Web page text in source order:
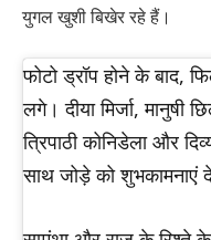
युगल खुशी बिखेर रहे हैं।
फोटो ड्रॉप होने के बाद,
लगे। दीया मिर्जा, मानुषी
त्रिपाठी कोनिडेला और
साथ जोड़े को शुभकामनाएं